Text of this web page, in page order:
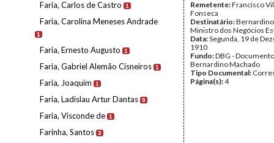
Faria, Carlos de Castro 1
Faria, Carolina Meneses Andrade
1
Faria, Ernesto Augusto 1
Faria, Gabriel Alemão Cisneiros 1
Faria, Joaquim 1
Faria, Ladislau Artur Dantas 9
Faria, Visconde de 1
Farinha, Santos 3
Remetente:Francisco
Fonseca
Destinatário:
Ministro dos Negócios
Data:Segunda, 19 de
1910
Fundo:DBG -
Bernardino Machado
Tipo Documental:
Página(s):4